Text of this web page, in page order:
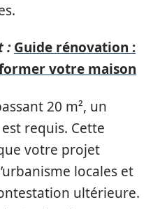
: Guide rénovation :
votre maison
20 m², un
est requis. Cette
votre projet
locales et
ultérieure.